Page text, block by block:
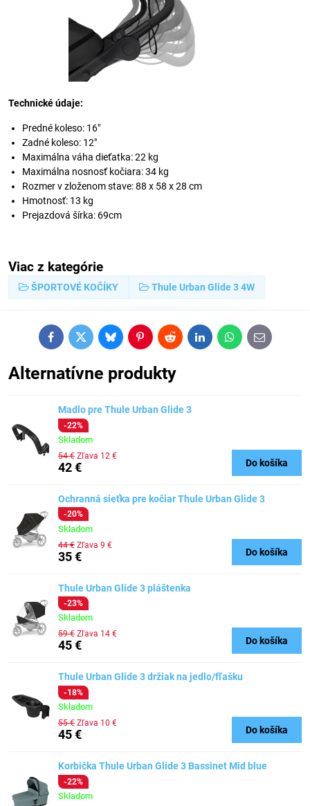
Technické údaje:
Predné koleso: 16"
Zadné koleso: 12"
Maximálna váha dieťatka: 22 kg
Maximálna nosnosť kočiara: 34 kg
Rozmer v zloženom stave: 88 x 58 x 28 cm
Hmotnosť: 13 kg
Prejazdová šírka: 69cm
Viac z kategórie
ŠPORTOVÉ KOČÍKY Thule Urban Glide 3 4W
FacebookTwitterBlueskyPinterestRedditLinkedInWhatsApp
E-
mail
Alternatívne produkty
Madlo pre Thule Urban Glide 3
-22%
Skladom
42 €
54 € Zľava 12 €
Do košíka
Ochranná sieťka pre kočiar Thule Urban Glide 3
-20%
Skladom
35 €
44 € Zľava 9 €
Do košíka
Thule Urban Glide 3 pláštenka
-23%
Skladom
45 €
59 € Zľava 14 €
Do košíka
Thule Urban Glide 3 držiak na jedlo/fľašku
-18%
Skladom
45 €
55 € Zľava 10 €
Do košíka
Korbička Thule Urban Glide 3 Bassinet Mid blue
-22%
Skladom